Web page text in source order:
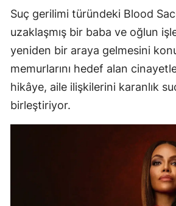
Suç gerilimi türündeki Blood
uzaklaşmış bir baba ve oğlun
yeniden bir araya gelmesini
memurlarını hedef alan
hikâye, aile ilişkilerini karanlık
birleştiriyor.